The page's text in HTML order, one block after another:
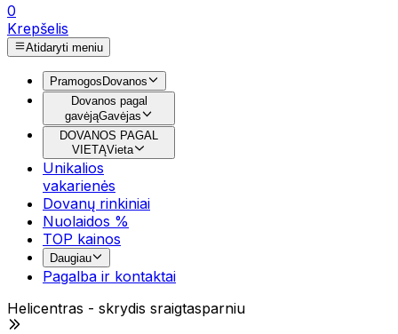
0
Krepšelis
Atidaryti meniu
Pramogos Dovanos
Dovanos pagal
gavėjąGavėjas
DOVANOS PAGAL
VIETĄVieta
Unikalios
vakarienės
Dovanų rinkiniai
Nuolaidos %
TOP kainos
Daugiau
Pagalba ir kontaktai
Helicentras - skrydis sraigtasparniu